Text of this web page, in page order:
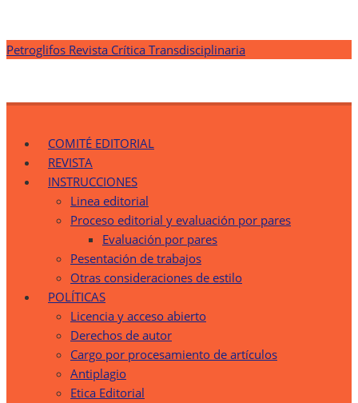
Saltar
Petroglifos Revista Crítica Transdisciplinaria
COMITÉ EDITORIAL
REVISTA
INSTRUCCIONES
Linea editorial
Proceso editorial y evaluación por pares
Evaluación por pares
Pesentación de trabajos
Otras consideraciones de estilo
POLÍTICAS
Licencia y acceso abierto
Derechos de autor
Cargo por procesamiento de artículos
Antiplagio
Etica Editorial